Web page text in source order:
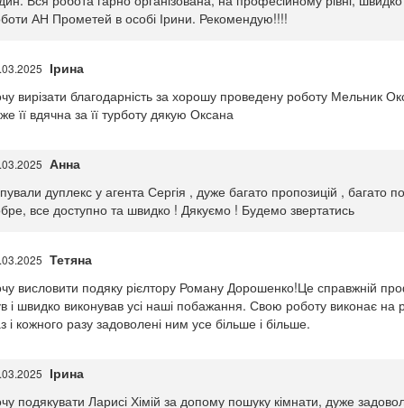
АН Прометей в особі Ірини. Рекомендую!!!!
Ірина
вирізати благодарність за хорошу проведену роботу Мельник
її вдячна за її турботу дякую Оксана
Анна
дуплекс у агента Сергія , дуже багато пропозицій , багато
все доступно та швидко ! Дякуємо ! Будемо звертатись
Тетяна
висловити подяку рієлтору Роману Дорошенко!Це справжній
і швидко виконував усі наші побажання. Свою роботу виконає
і кожного разу задоволені ним усе більше і більше.
Ірина
подякувати Ларисі Хімій за допому пошуку кімнати, дуже